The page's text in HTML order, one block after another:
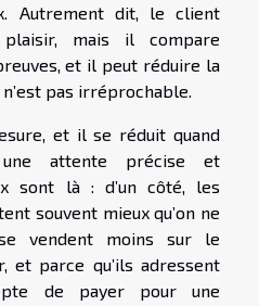
Autrement dit, le client
plaisir, mais il compare
et il peut réduire la
pas irréprochable.
et il se réduit quand
attente précise et
sont là : d’un côté, les
souvent mieux qu’on ne
se vendent moins sur le
et parce qu’ils adressent
de payer pour une